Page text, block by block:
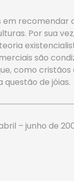
em recomendar
Por sua
são
como
questão de jóias.
– junho de